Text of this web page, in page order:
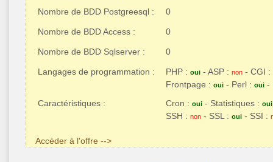
Nombre de BDD Postgreesql : 0
Nombre de BDD Access : 0
Nombre de BDD Sqlserver : 0
Langages de programmation : PHP : oui - ASP : non - CGI :
Frontpage : oui - Perl : oui -
Caractéristiques :
Cron : oui - Statistiques : oui
SSH : non - SSL : oui - SSI :
Accèder à l'offre -->